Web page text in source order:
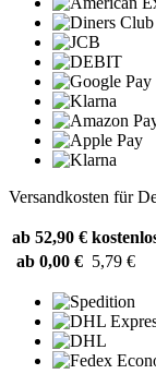
Versandkosten für
ab 52,90 €
ab 0,00 € 5,79 €